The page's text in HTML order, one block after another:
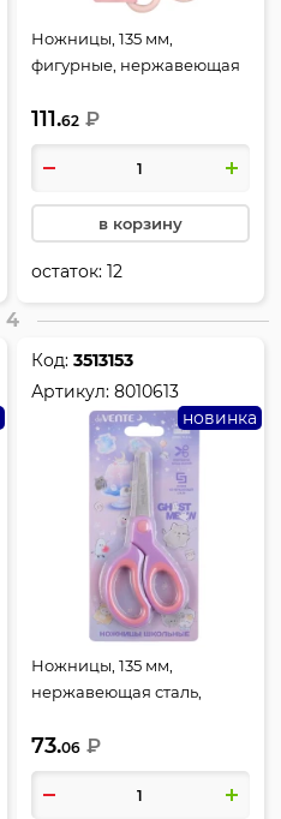
Ножницы, 135 мм,
фигурные, нержавеющая
европодвес, Феникс,
72861
111.62 ₽
в корзину
остаток:12
4
Код:3513153
Артикул:8010613
новинка
Ножницы, 135 мм,
нержавеющая сталь,
европодвес, Ghost Meow,
deVENTE, 8010613
73.06 ₽